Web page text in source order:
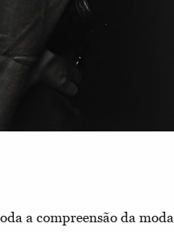
a compreensão da moda